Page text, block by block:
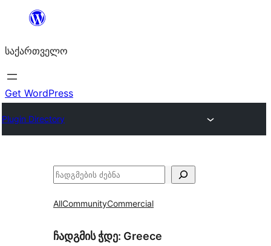
შიგთავსზე
საქართველო
Get WordPress
Plugin Directory
ძებნა
AllCommunityCommercial
ჩადგმის ჭდე: Greece